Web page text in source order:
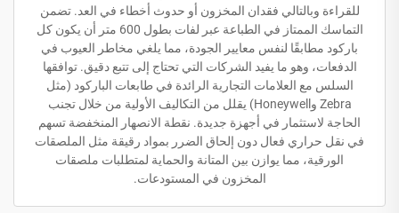
للقراءة وبالتالي فقدان المخزون أو حدوث أخطاء في العد. تضمن
التماسك الممتاز في الطباعة عبر لفات بطول 600 متر أن يكون كل
باركود مطابقًا لنفس معايير الجودة، مما يلغي مخاطر العيوب في
الدفعات، وهو ما يفيد الشركات التي تحتاج إلى تتبع دقيق. توافقها
السلس مع العلامات التجارية الرائدة في طابعات الباركود (مثل
Zebra وHoneywell) يقلل من التكاليف الأولية من خلال تجنب
الحاجة لاستثمار في أجهزة جديدة. نقطة الانصهار المنخفضة تسهم
في نقل حراري فعال دون إلحاق الضرر بمواد رقيقة مثل الملصقات
الورقية، مما يوازن بين المتانة والحماية لمتطلبات ملصقات
المخزون في المستودعات.